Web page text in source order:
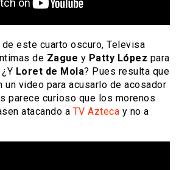
este cuarto oscuro, Televisa
de Zague y Patty López para
Loret de Mola? Pues resulta que
un video para acusarlo de acosador
parece curioso que los morenos
atacando a TV Azteca y no a